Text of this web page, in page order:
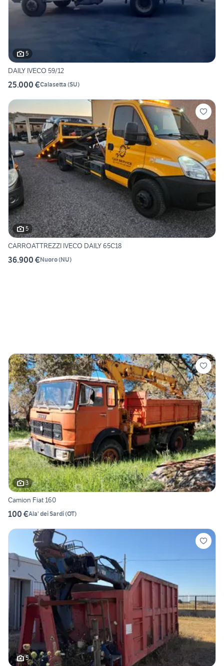
5
DAILY IVECO 59/12
25.000 €Calasetta (SU)
5
CARROATTREZZI IVECO DAILY 65C18
36.900 €Nuoro(NU)
3
Camion Fiat 160
100 €Ala' dei Sardi(OT)
5